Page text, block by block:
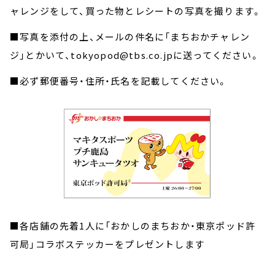
ャレンジをして、買った物とレシートの写真を撮ります。
■写真を添付の上、メールの件名に「まちおかチャレン
ジ」とかいて、tokyopod@tbs.co.jpに送ってください。
■必ず郵便番号・住所・氏名を記載してください。
■各店舗の先着1人に「おかしのまちおか・東京ポッド許
可局」コラボステッカーをプレゼントします